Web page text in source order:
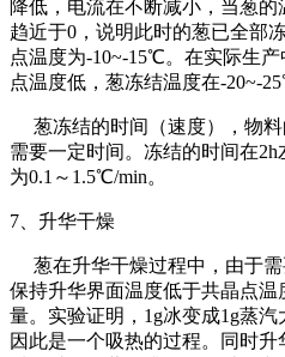
降低，电流在不断减小，当葱
趋近于0，说明此时的葱已全部
点温度为-10~-15℃。在实际生
点温度低，葱冻结温度在-20~-
葱冻结的时间（速度），物料
需要一定时间。冻结的时间在
为0.1～1.5℃/min。
7、升华干燥
葱在升华干燥过程中，由于需
保持升华界面温度低于共晶点
量。实验证明，1g冰变成1g蒸汽
因此是一个吸热的过程。同时